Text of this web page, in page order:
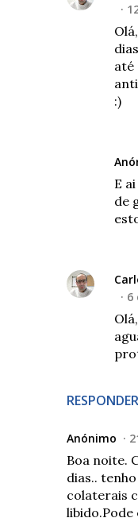
RESPONDER
até
:)
E
de
6
Anónimo
Boa noite.
dias..
colaterais
libido.Pode